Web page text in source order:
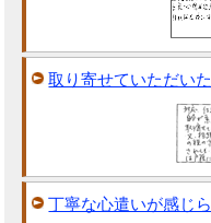
取り寄せていただい
丁寧な心遣いが感じ